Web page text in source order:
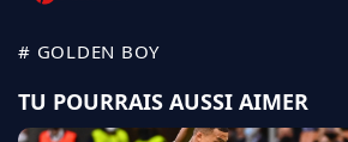
# GOLDEN BOY
TU POURRAIS AUSSI AIMER